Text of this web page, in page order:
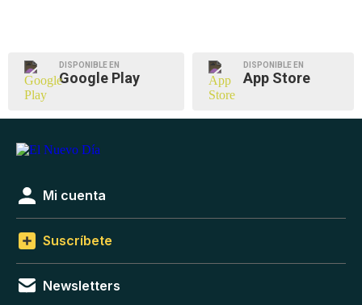
DISPONIBLE EN
Google Play
DISPONIBLE EN
App Store
Mi cuenta
Suscríbete
Newsletters